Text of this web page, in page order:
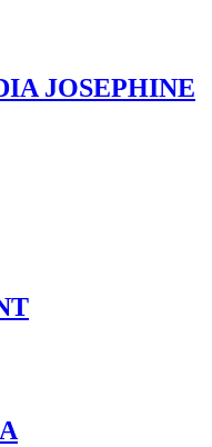
JOSEPHINE